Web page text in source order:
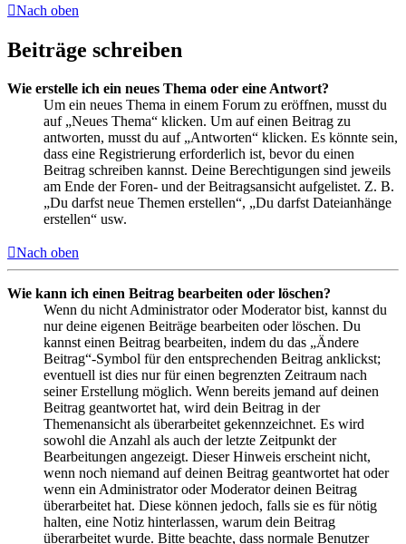
Nach oben
Beiträge schreiben
Wie erstelle ich ein neues Thema oder eine Antwort?
Um ein neues Thema in einem Forum zu eröffnen, musst du
auf „Neues Thema“ klicken. Um auf einen Beitrag zu
antworten, musst du auf „Antworten“ klicken. Es könnte sein,
dass eine Registrierung erforderlich ist, bevor du einen
Beitrag schreiben kannst. Deine Berechtigungen sind jeweils
am Ende der Foren- und der Beitragsansicht aufgelistet. Z. B.
„Du darfst neue Themen erstellen“, „Du darfst Dateianhänge
erstellen“ usw.
Nach oben
Wie kann ich einen Beitrag bearbeiten oder löschen?
Wenn du nicht Administrator oder Moderator bist, kannst du
nur deine eigenen Beiträge bearbeiten oder löschen. Du
kannst einen Beitrag bearbeiten, indem du das „Ändere
Beitrag“-Symbol für den entsprechenden Beitrag anklickst;
eventuell ist dies nur für einen begrenzten Zeitraum nach
seiner Erstellung möglich. Wenn bereits jemand auf deinen
Beitrag geantwortet hat, wird dein Beitrag in der
Themenansicht als überarbeitet gekennzeichnet. Es wird
sowohl die Anzahl als auch der letzte Zeitpunkt der
Bearbeitungen angezeigt. Dieser Hinweis erscheint nicht,
wenn noch niemand auf deinen Beitrag geantwortet hat oder
wenn ein Administrator oder Moderator deinen Beitrag
überarbeitet hat. Diese können jedoch, falls sie es für nötig
halten, eine Notiz hinterlassen, warum dein Beitrag
überarbeitet wurde. Bitte beachte, dass normale Benutzer